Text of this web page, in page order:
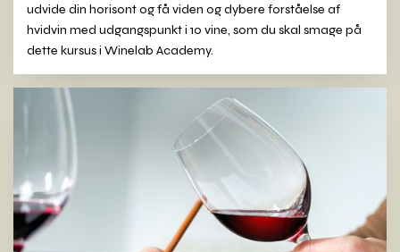
udvide din horisont og få viden og dybere forståelse af
hvidvin med udgangspunkt i 10 vine, som du skal smage på
dette kursus i Winelab Academy.